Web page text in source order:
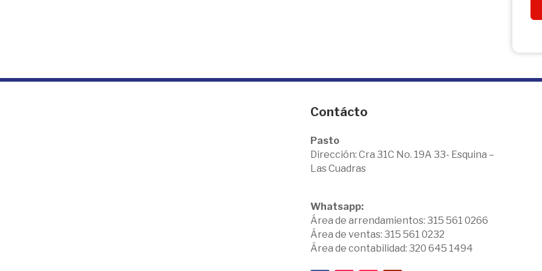
Contácto
Pasto
Dirección: Cra 31C No. 19A 33- Esquina –
Las Cuadras
Whatsapp:
Área de arrendamientos: 315 561 0266
Área de ventas: 315 561 0232
Área de contabilidad: 320 645 1494